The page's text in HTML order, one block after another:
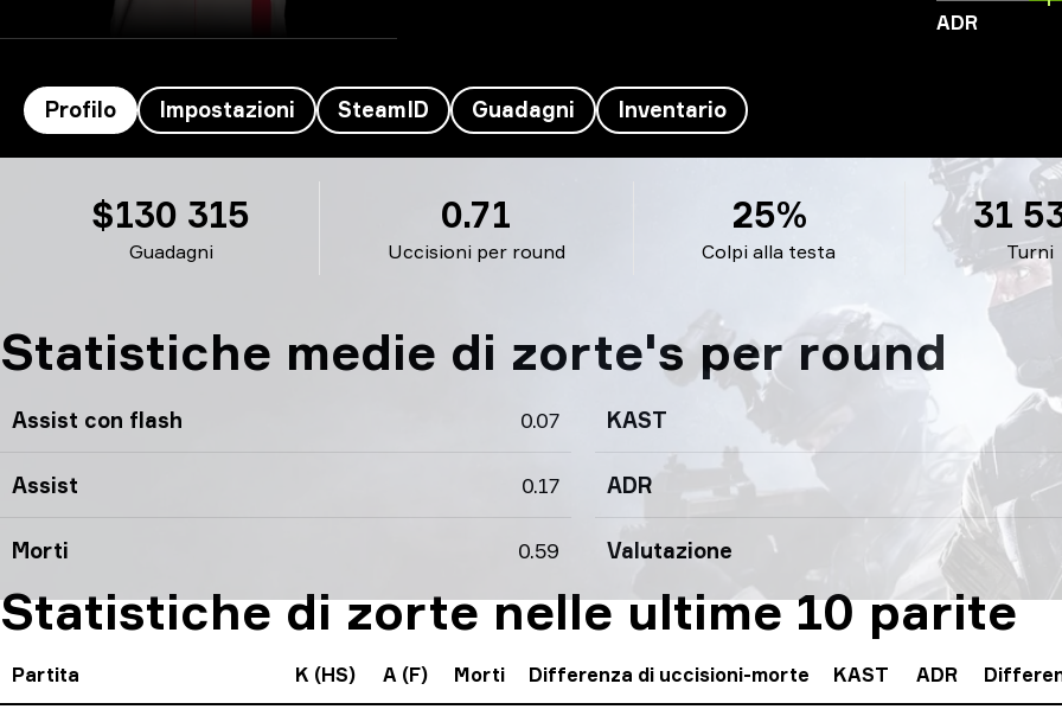
ADR
Profilo Impostazioni SteamID Guadagni Inventario
Guadagni
$130 315
Uccisioni per round
0.71
Colpi alla testa
25%
Turni
31
Statistiche medie di zorte's per round
Assist con flash 0.07 KAST
Assist 0.17 ADR
Morti 0.59 Valutazione
Statistiche di zorte nelle ultime 10 parite
Partita K (HS) A (F) Morti Differenza di uccisioni-morte KAST ADR